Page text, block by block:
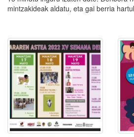
mintzakideak aldatu, eta gai berria